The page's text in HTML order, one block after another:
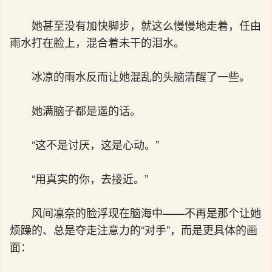
她甚至没有加快脚步，就这么慢慢地走着，任由
雨水打在脸上，混合着未干的泪水。
冰凉的雨水反而让她混乱的头脑清醒了一些。
她满脑子都是遥的话。
“这不是讨厌，这是心动。”
“用真实的你，去接近。”
风间凛奈的脸浮现在脑海中——不再是那个让她
烦躁的、总是夺走注意力的“对手”，而是更具体的画
面：